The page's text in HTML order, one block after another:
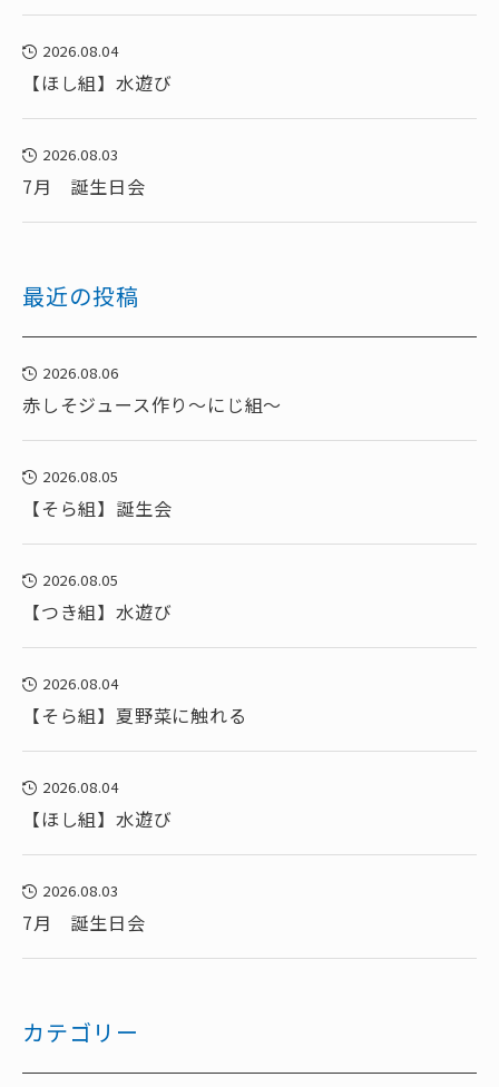
2026.08.04
【ほし組】水遊び
2026.08.03
7月 誕生日会
最近の投稿
2026.08.06
赤しそジュース作り～にじ組～
2026.08.05
【そら組】誕生会
2026.08.05
【つき組】水遊び
2026.08.04
【そら組】夏野菜に触れる
2026.08.04
【ほし組】水遊び
2026.08.03
7月 誕生日会
カテゴリー